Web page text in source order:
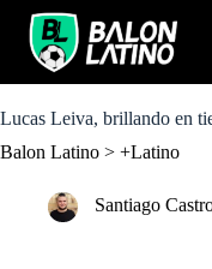
o
o
Lucas Leiva, brillando en
Balon Latino > +Latino
Santiago